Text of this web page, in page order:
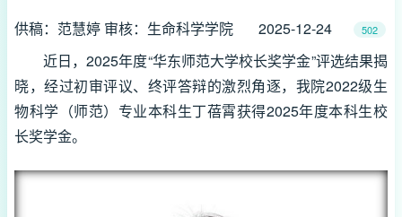
供稿：范慧婷 审核：生命科学学院 2025-12-24 502
近日，2025年度“华东师范大学校长奖学金”评选结果揭
晓，经过初审评议、终评答辩的激烈角逐，我院2022级生
物科学（师范）专业本科生丁蓓霄获得2025年度本科生校
长奖学金。